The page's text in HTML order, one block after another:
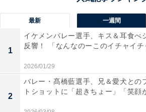
最新 一週間
1
イケメンバレー選手、キス＆耳食べ
反響！ 「なんなのーこのイチャイ
2026/01/29
2
バレー・髙橋藍選手、兄＆愛犬との
トショットに「超きちょー」「笑顔